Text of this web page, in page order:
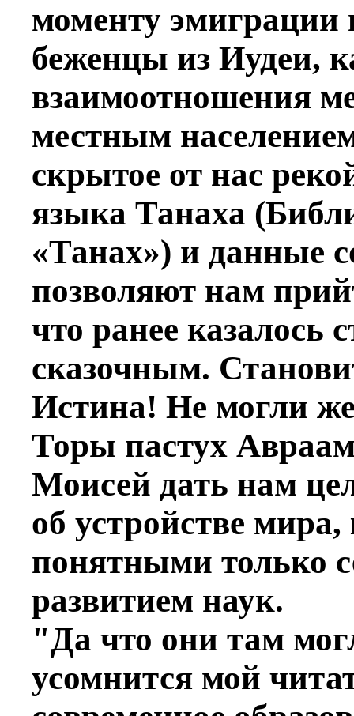
моменту эмиграции
беженцы из Иудеи,
взаимоотношения
местным
скрытое от нас
языка Танаха
«Танах») и данные
позволяют нам
что ранее казалось
сказочным.
Истина! Не могли
Торы пастух
Моисей дать нам
об устройстве
понятными только
развитием наук.
"Да что они там
усомнится мой